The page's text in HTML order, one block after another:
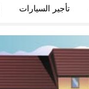
تأجير السيارات